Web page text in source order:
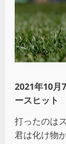
2021年10
ースヒット
打ったのは
君は化け物